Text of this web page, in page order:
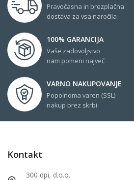
Pravočasna in brezplačna
dostava za vsa naročila
100% GARANCIJA
Vaše zadovoljstvo
nam pomeni največ
VARNO NAKUPOVANJE
Popolnoma varen (SSL)
nakup brez skrbi
Kontakt
300 dpi, d.o.o.